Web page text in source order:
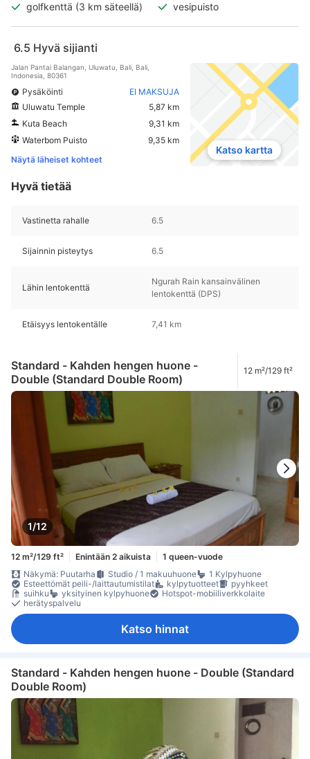
golfkenttä (3 km säteellä)
vesipuisto
6.5 Hyvä sijianti
Jalan Pantai Balangan, Uluwatu, Bali, Bali,
Indonesia, 80361
Pysäköinti
EI MAKSUJA
Uluwatu Temple
5,87 km
Kuta Beach
9,31 km
Waterbom Puisto
9,35 km
Näytä läheiset kohteet
Katso kartta
Hyvä tietää
Vastinetta rahalle 6.5
Sijainnin pisteytys 6.5
Lähin lentokenttä
Ngurah Rain kansainvälinen
lentokenttä (DPS)
Etäisyys lentokentälle 7,41 km
Standard - Kahden hengen huone -
Double (Standard Double Room)
12 m²/129 ft²
1/12
12 m²/129 ft² Enintään 2 aikuista
1 queen-vuode
Näkymä: Puutarha
Studio / 1 makuuhuone
1 Kylpyhuone
Esteettömät peili-/laittautumistilat
kylpytuotteet
pyyhkeet
suihku
yksityinen kylpyhuone
Hotspot-mobiiliverkkolaite
herätyspalvelu
Katso hinnat
Standard - Kahden hengen huone - Double (Standard
Double Room)